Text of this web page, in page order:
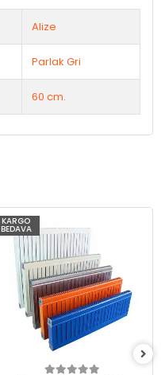
Alize
Parlak Gri
60 cm.
KARGO
BEDAVA